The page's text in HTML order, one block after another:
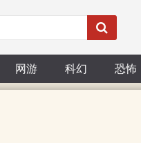
网游 科幻 恐怖